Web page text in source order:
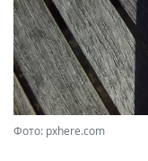
Фото: pxhere.com